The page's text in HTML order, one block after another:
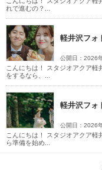
れで進むの？...
軽井沢フォ
公開日：2026
こんにちは！ スタジオアクア
をするなら、...
軽井沢フォ
公開日：2026
こんにちは！ スタジオアクア
ら準備を始め...